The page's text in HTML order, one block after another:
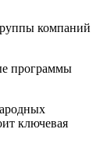
компаний
программы
ключевая